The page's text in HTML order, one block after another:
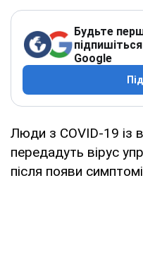
Будьте
Google
Люди з COVID-19 із
передадуть вірус
після появи